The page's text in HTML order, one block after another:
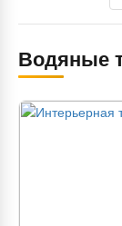
Водяные